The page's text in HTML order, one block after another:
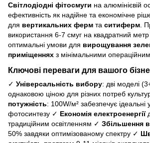
Світлодіодні фітосмуги на алюмінієвій
ефективність як надійне та економічне
для вертикальних ферм та ситиферм .
використання 6-7 смуг на квадратний метр
оптимальні умови для вирощування
приміщеннях з мінімальними
Ключові переваги для вашого
✓ Універсальність вибору: дві моделі
однаковою ціною для різних потреб
потужність: 100W/м² забезпечує ідеальні
фотосинтезу ✓ Економія електроенергії
традиційним освітленням ✓ Збільшення
50% завдяки оптимізованому спектру ✓